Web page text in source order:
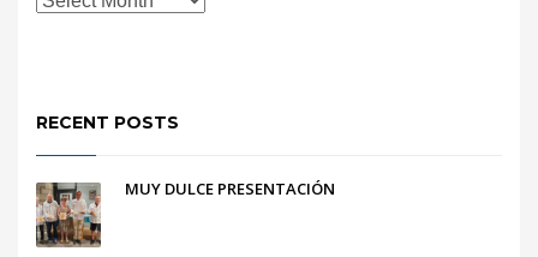
RECENT POSTS
MUY DULCE PRESENTACIÓN